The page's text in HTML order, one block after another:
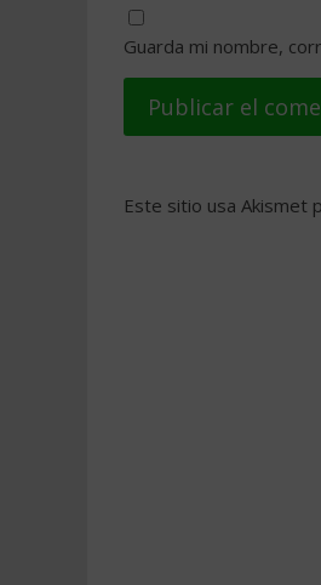
Guarda mi nombre,
Este sitio usa Akismet